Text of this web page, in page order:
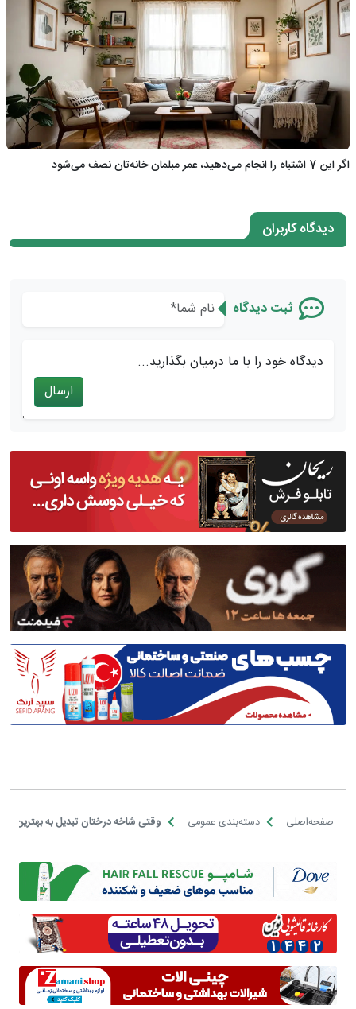
اگر این 7 اشتباه را انجام می‌دهید، عمر مبلمان خانه‌تان نصف می‌شود
دیدگاه کاربران
ثبت دیدگاه
دیدگاه خود را با ما درمیان بگذارید...
ارسال